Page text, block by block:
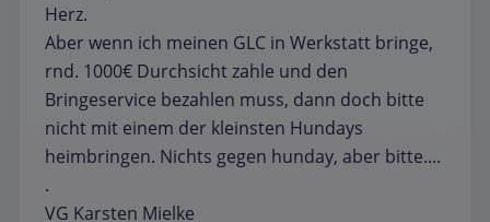
Herz.
Aber wenn ich meinen GLC in Werkstatt bringe,
rnd. 1000€ Durchsicht zahle und den
Bringeservice bezahlen muss, dann doch bitte
nicht mit einem der kleinsten Hundays
heimbringen. Nichts gegen hunday, aber bitte....
.
VG Karsten Mielke